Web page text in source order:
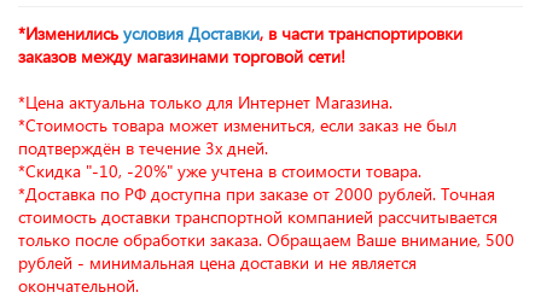
*Изменились условия Доставки, в части транспортировки
заказов между магазинами торговой сети!
*Цена актуальна только для Интернет Магазина.
*Стоимость товара может измениться, если заказ не был
подтверждён в течение 3х дней.
*Скидка "-10, -20%" уже учтена в стоимости товара.
*Доставка по РФ доступна при заказе от 2000 рублей. Точная
стоимость доставки транспортной компанией рассчитывается
только после обработки заказа. Обращаем Ваше внимание, 500
рублей - минимальная цена доставки и не является
окончательной.